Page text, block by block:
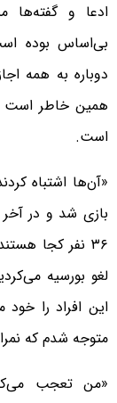
ادعا و گفته‌ها
بی‌اساس بوده
دوباره به همه
همین خاطر است
است.
«آن‌ها اشتباه
لغو بورسیه
این افراد را
متوجه شدم که
«من تعجب